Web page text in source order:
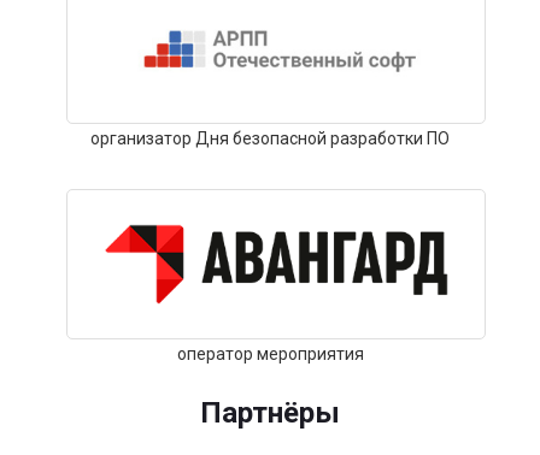
организатор Дня безопасной разработки ПО
оператор мероприятия
Партнёры